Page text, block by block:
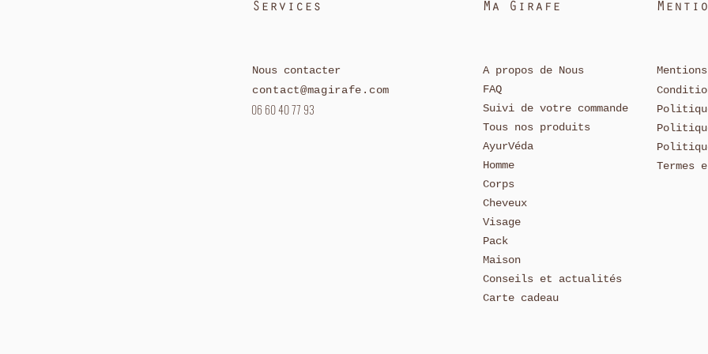
Services
Nous contacter
contact@magirafe.com
06 60 40 77 93
Ma Girafe
A propos de Nous
FAQ
Suivi de votre commande
Tous nos produits
AyurVéda
Homme
Corps
Cheveux
Visage
Pack
Maison
Conseils et actualités
Carte cadeau
Termes